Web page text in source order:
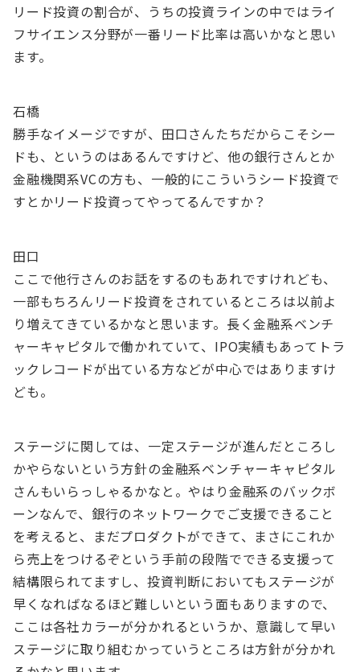
リード投資の割合が、うちの投資ラインの中ではライ
フサイエンス分野が一番リード比率は高いかなと思い
ます。
石橋
勝手なイメージですが、田口さんたちだからこそシー
ドも、というのはあるんですけど、他の銀行さんとか
金融機関系VCの方も、一般的にこういうシード投資で
すとかリード投資ってやってるんですか？
田口
ここで他行さんのお話をするのもあれですけれども、
一部もちろんリード投資をされているところは以前よ
り増えてきているかなと思います。長く金融系ベンチ
ャーキャピタルで働かれていて、IPO実績もあってトラ
ックレコードが出ている方などが中心ではありますけ
ども。
ステージに関しては、一定ステージが進んだところし
かやらないという方針の金融系ベンチャーキャピタル
さんもいらっしゃるかなと。やはり金融系のバックボ
ーンなんで、銀行のネットワークでご支援できること
を考えると、まだプロダクトができて、まさにこれか
ら売上をつけるぞという手前の段階でできる支援って
結構限られてますし、投資判断においてもステージが
早くなればなるほど難しいという面もありますので、
ここは各社カラーが分かれるというか、意識して早い
ステージに取り組むかっていうところは方針が分かれ